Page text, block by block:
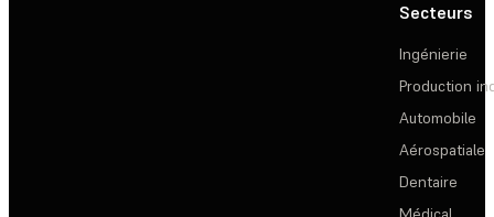
Secteurs
Ingénierie
Production
Automobile
Aérospatiale
Dentaire